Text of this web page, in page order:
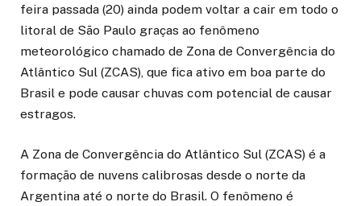
feira passada (20) ainda podem voltar a cair em todo o
litoral de São Paulo graças ao fenômeno
meteorológico chamado de Zona de Convergência do
Atlântico Sul (ZCAS), que fica ativo em boa parte do
Brasil e pode causar chuvas com potencial de causar
estragos.
A Zona de Convergência do Atlântico Sul (ZCAS) é a
formação de nuvens calibrosas desde o norte da
Argentina até o norte do Brasil. O fenômeno é